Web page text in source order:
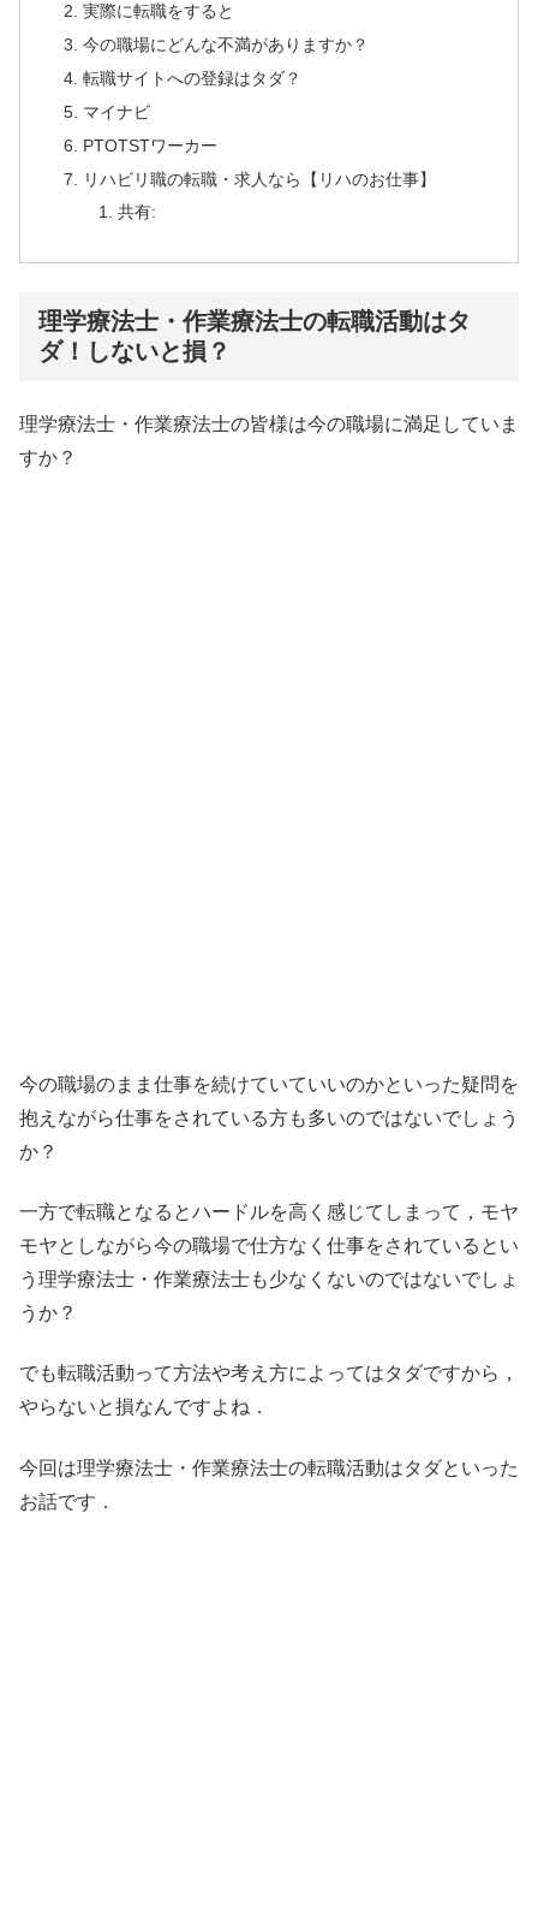
実際に転職をすると
今の職場にどんな不満がありますか？
転職サイトへの登録はタダ？
マイナビ
PTOTSTワーカー
リハビリ職の転職・求人なら【リハのお仕事】
共有:
理学療法士・作業療法士の転職活動はタ
ダ！しないと損？
理学療法士・作業療法士の皆様は今の職場に満足していま
すか？
今の職場のまま仕事を続けていていいのかといった疑問を
抱えながら仕事をされている方も多いのではないでしょう
か？
一方で転職となるとハードルを高く感じてしまって，モヤ
モヤとしながら今の職場で仕方なく仕事をされているとい
う理学療法士・作業療法士も少なくないのではないでしょ
うか？
でも転職活動って方法や考え方によってはタダですから，
やらないと損なんですよね．
今回は理学療法士・作業療法士の転職活動はタダといった
お話です．